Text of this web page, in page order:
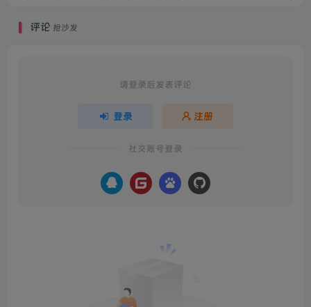
评论 抢沙发
请登录后发表评论
登录 注册
社交账号登录